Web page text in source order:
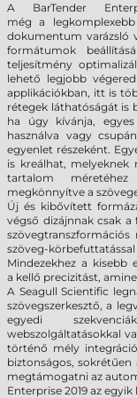
A BarTender
méga
dokumentum varázsló
formátumok
teljesítmény
lehető legjobb
applikációkban, itt is
rétegek láthatóságát is
ha úgy kívánja,
használva vagy
egyenlet részeként.
is kreálhat, melyeknek
tartalom
megkönnyítve a
Új és kibővített
végső dizájnnak csak
szöveg-
Mindezekhez a kisebb
a kellő precizitást,
A Seagull Scientific
szövegszerkesztő, a
egyedi
webszolgáltatásokkal
történő mély
biztonságos,
megtámogatni az
Enterprise 2019 az